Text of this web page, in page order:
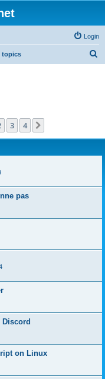
Login
topics
3 4
pas
Discord
on Linux